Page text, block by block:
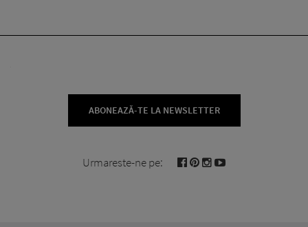
ABONEAZĂ-TE LA NEWSLETTER
Urmareste-ne pe: